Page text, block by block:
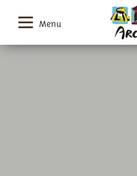
Menu